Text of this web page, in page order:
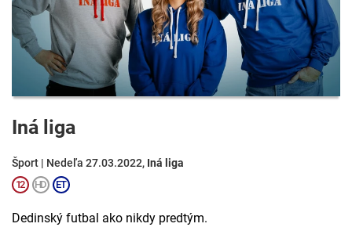
Iná liga
Šport | Nedeľa 27.03.2022, Iná liga
Dedinský futbal ako nikdy predtým.